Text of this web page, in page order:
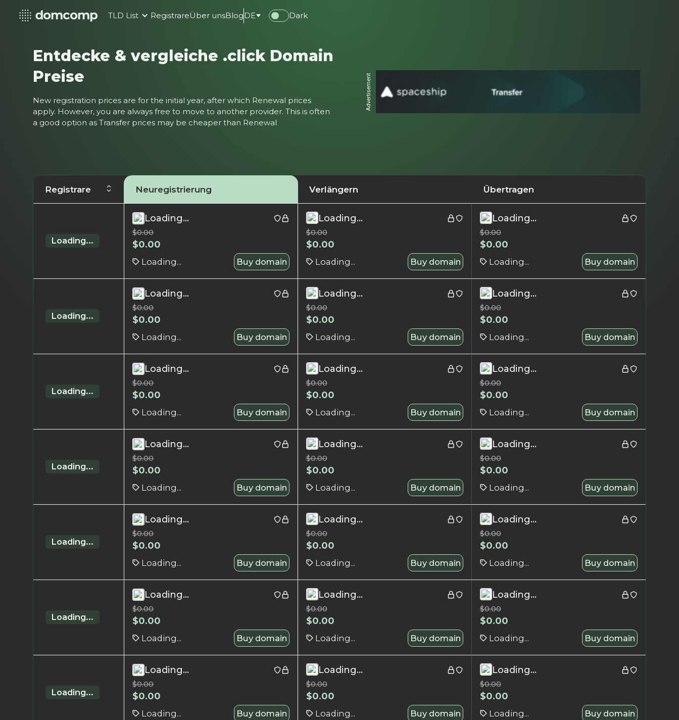
TLD List RegistrareÜber unsBlogDE Dark
Entdecke & vergleiche .click Domain
Preise
New registration prices are for the initial year, after which Renewal prices
apply. However, you are always free to move to another provider. This is often
a good option as Transfer prices may be cheaper than Renewal
Advertisement
Registrare Neuregistrierung Verlängern Übertragen
Loading...
Loading...
$0.00
$0.00
Loading... Buy domain
Loading...
$0.00
$0.00
Loading... Buy domain
Loading...
$0.00
$0.00
Loading... Buy domain
Loading...
Loading...
$0.00
$0.00
Loading... Buy domain
Loading...
$0.00
$0.00
Loading... Buy domain
Loading...
$0.00
$0.00
Loading... Buy domain
Loading...
Loading...
$0.00
$0.00
Loading... Buy domain
Loading...
$0.00
$0.00
Loading... Buy domain
Loading...
$0.00
$0.00
Loading... Buy domain
Loading...
Loading...
$0.00
$0.00
Loading... Buy domain
Loading...
$0.00
$0.00
Loading... Buy domain
Loading...
$0.00
$0.00
Loading... Buy domain
Loading...
Loading...
$0.00
$0.00
Loading... Buy domain
Loading...
$0.00
$0.00
Loading... Buy domain
Loading...
$0.00
$0.00
Loading... Buy domain
Loading...
Loading...
$0.00
$0.00
Loading... Buy domain
Loading...
$0.00
$0.00
Loading... Buy domain
Loading...
$0.00
$0.00
Loading... Buy domain
Loading...
Loading...
$0.00
$0.00
Loading... Buy domain
Loading...
$0.00
$0.00
Loading... Buy domain
Loading...
$0.00
$0.00
Loading... Buy domain